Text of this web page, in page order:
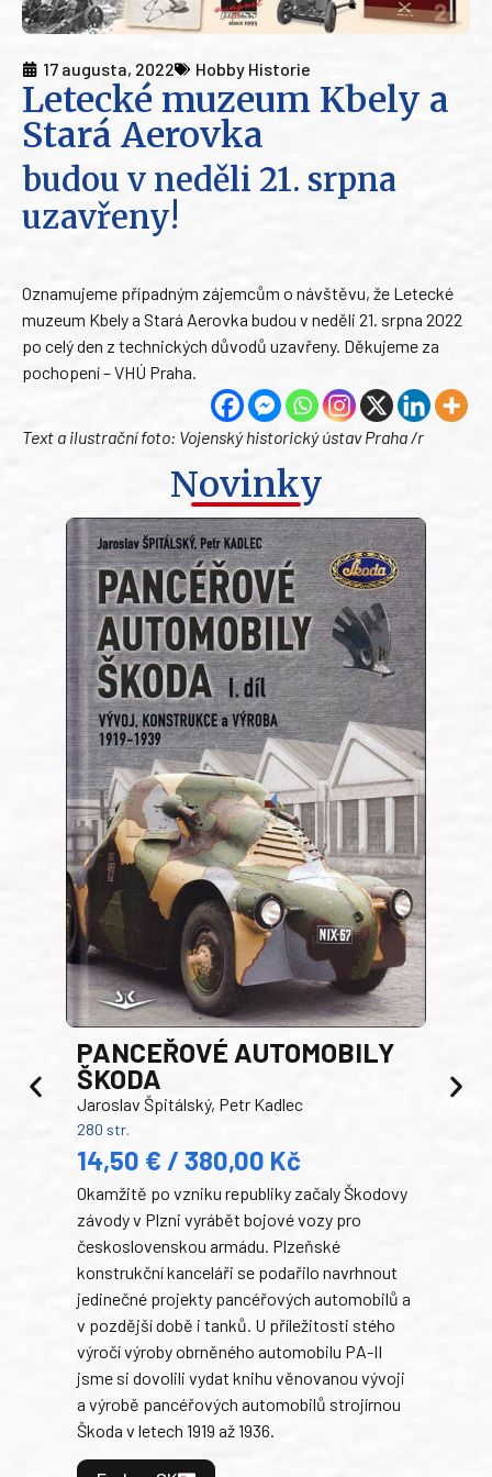
17 augusta, 2022 Hobby Historie
Letecké muzeum Kbely a
Stará Aerovka
budou v neděli 21. srpna
uzavřeny!
Oznamujeme případným zájemcům o návštěvu, že Letecké
muzeum Kbely a Stará Aerovka budou v neděli 21. srpna 2022
po celý den z technických důvodů uzavřeny. Děkujeme za
pochopení – VHÚ Praha.
Text a ilustrační foto: Vojenský historický ústav Praha /r
Novinky
PANCEŘOVÉ AUTOMOBILY
ŠKODA
Jaroslav Špitálský, Petr Kadlec
280 str.
14,50 € / 380,00 Kč
Okamžitě po vzniku republiky začaly Škodovy
závody v Plzni vyrábět bojové vozy pro
československou armádu. Plzeňské
konstrukční kanceláři se podařilo navrhnout
jedinečné projekty pancéřových automobilů a
v pozdější době i tanků. U příležitosti stého
výročí výroby obrněného automobilu PA-II
jsme si dovolili vydat knihu věnovanou vývoji
a výrobě pancéřových automobilů strojírnou
Škoda v letech 1919 až 1936.